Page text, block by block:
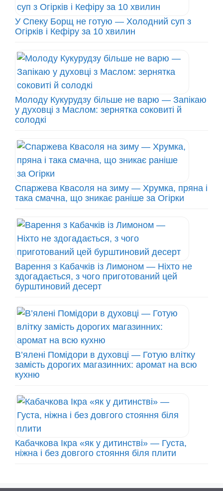
У Спеку Борщ не готую — Холодний суп з
Огірків і Кефіру за 10 хвилин
Молоду Кукурудзу більше не варю — Запікаю
у духовці з Маслом: зернятка соковиті й
солодкі
Спаржева Квасоля на зиму — Хрумка, пряна і
така смачна, що зникає раніше за Огірки
Варення з Кабачків із Лимоном — Ніхто не
здогадається, з чого приготований цей
бурштиновий десерт
В’ялені Помідори в духовці — Готую влітку
замість дорогих магазинних: аромат на всю
кухню
Кабачкова Ікра «як у дитинстві» — Густа,
ніжна і без довгого стояння біля плити